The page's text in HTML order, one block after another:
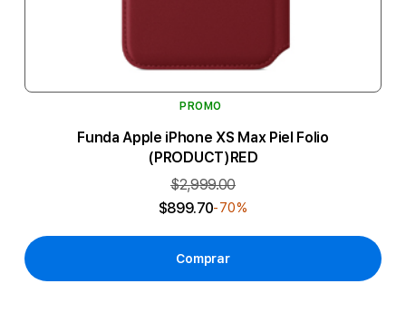
PROMO
Funda Apple iPhone XS Max Piel Folio
(PRODUCT)RED
$2,999.00
$899.70-70%
Comprar